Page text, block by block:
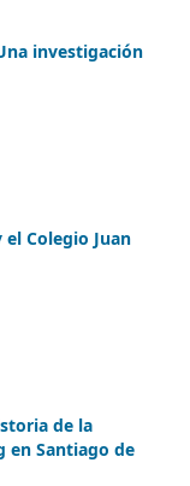
investigación
Colegio Juan
de la
en Santiago de